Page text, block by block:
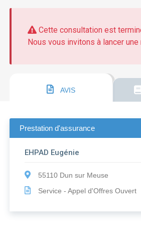
Cette consultation est
Nous vous invitons à lancer
AVIS
Prestation d'assurance
EHPAD Eugénie
55110 Dun sur Meuse
Service - Appel d'Offres Ouvert